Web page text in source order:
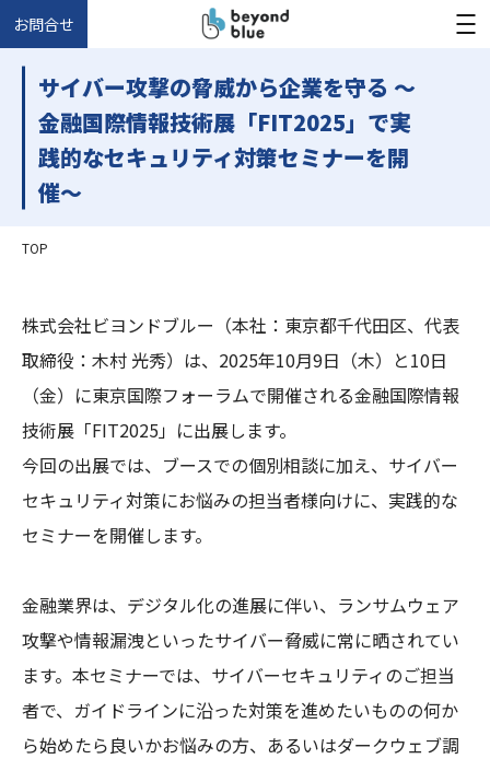
お問合せ
サイバー攻撃の脅威から企業を守る 〜
金融国際情報技術展「FIT2025」で実
践的なセキュリティ対策セミナーを開
催〜
TOP
株式会社ビヨンドブルー（本社：東京都千代田区、代表
取締役：木村 光秀）は、2025年10月9日（木）と10日
（金）に東京国際フォーラムで開催される金融国際情報
技術展「FIT2025」に出展します。
今回の出展では、ブースでの個別相談に加え、サイバー
セキュリティ対策にお悩みの担当者様向けに、実践的な
セミナーを開催します。
金融業界は、デジタル化の進展に伴い、ランサムウェア
攻撃や情報漏洩といったサイバー脅威に常に晒されてい
ます。本セミナーでは、サイバーセキュリティのご担当
者で、ガイドラインに沿った対策を進めたいものの何か
ら始めたら良いかお悩みの方、あるいはダークウェブ調